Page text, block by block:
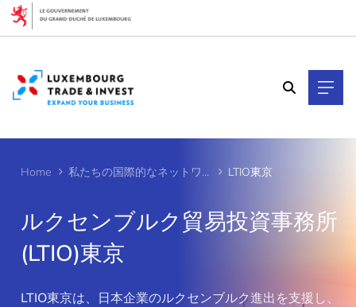
Home 私たちの国際的なネットワーク LTIO東京
ルクセンブルク貿易投資事務所
(LTIO)東京
LTIO東京は、日本企業のルクセンブルク進出を支援し、
Cookies management panel